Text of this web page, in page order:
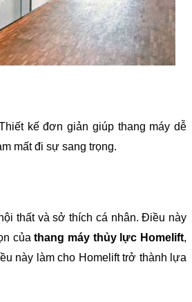
kế đơn giản giúp thang máy dễ
mất đi sự sang trọng.
thất và sở thích cá nhân. Điều này
của thang máy thủy lực Homelift,
này làm cho Homelift trở thành lựa